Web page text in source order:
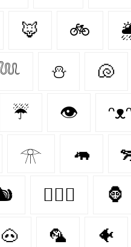
🦊 🚲
𓆙 ⛄ 🐚
☔ 👁️
𓁿 🦛
👩‍❤️‍👨 🦍
🐽 🦜 🐠